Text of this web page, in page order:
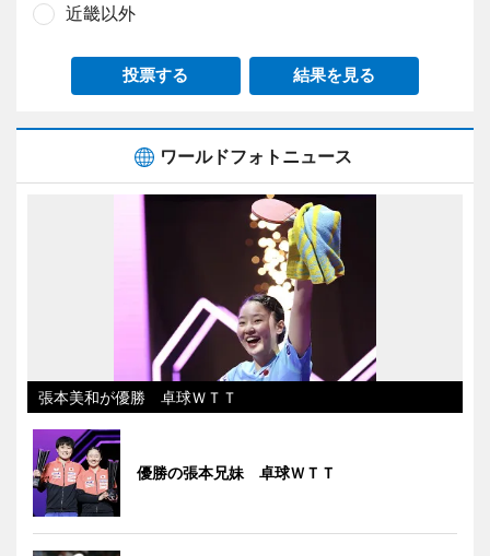
近畿以外
投票する 結果を見る
ワールドフォトニュース
張本美和が優勝 卓球ＷＴＴ
優勝の張本兄妹 卓球ＷＴＴ